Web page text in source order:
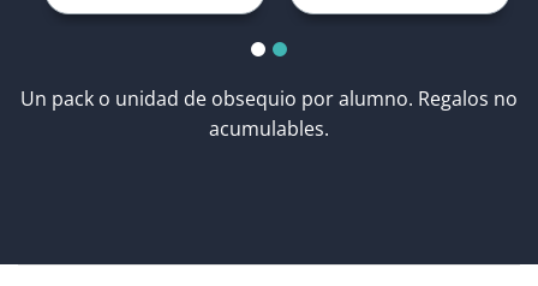
Un pack o unidad de obsequio por alumno. Regalos no
acumulables.